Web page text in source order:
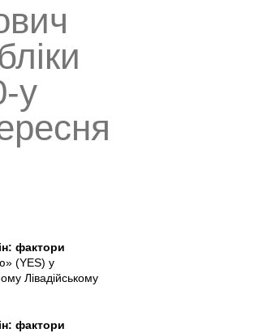
у
фактори
(YES) у
Лівадійському
фактори